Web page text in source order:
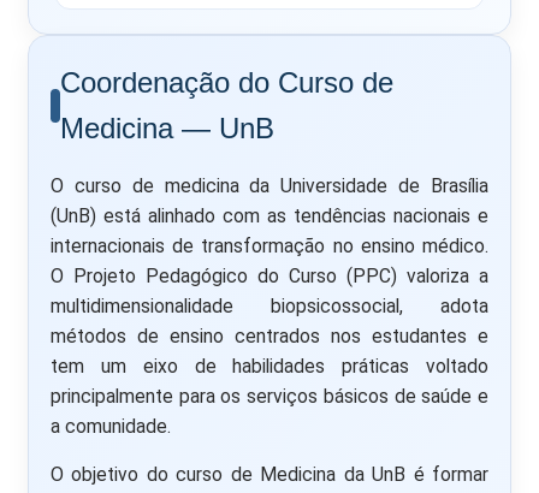
Coordenação do Curso de
Medicina — UnB
O curso de medicina da Universidade de Brasília
(UnB) está alinhado com as tendências nacionais e
internacionais de transformação no ensino médico.
O Projeto Pedagógico do Curso (PPC) valoriza a
multidimensionalidade biopsicossocial, adota
métodos de ensino centrados nos estudantes e
tem um eixo de habilidades práticas voltado
principalmente para os serviços básicos de saúde e
a comunidade.
O objetivo do curso de Medicina da UnB é formar